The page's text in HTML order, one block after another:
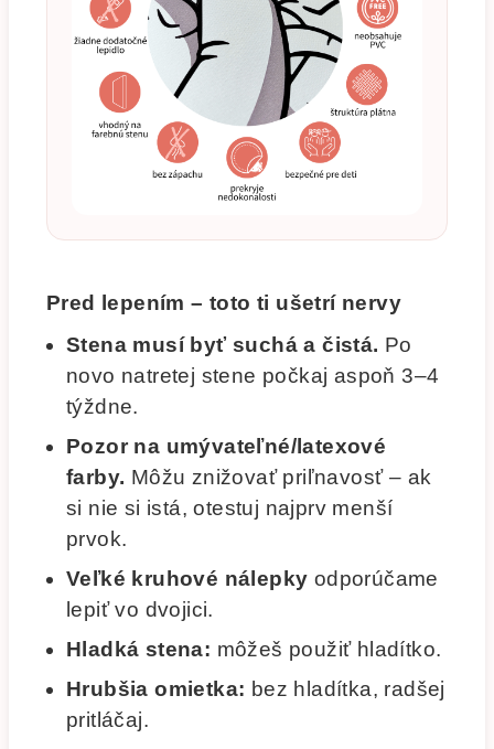
Pred lepením – toto ti ušetrí nervy
Stena musí byť suchá a čistá. Po
novo natretej stene počkaj aspoň 3–4
týždne.
Pozor na umývateľné/latexové
farby. Môžu znižovať priľnavosť – ak
si nie si istá, otestuj najprv menší
prvok.
Veľké kruhové nálepky odporúčame
lepiť vo dvojici.
Hladká stena: môžeš použiť hladítko.
Hrubšia omietka: bez hladítka, radšej
pritláčaj.